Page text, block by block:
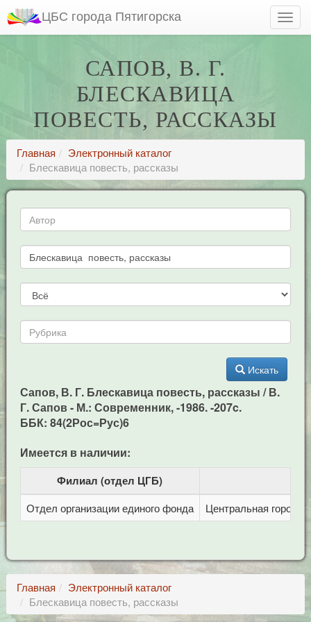
ЦБС города Пятигорска
САПОВ, В. Г.
БЛЕСКАВИЦА
ПОВЕСТЬ, РАССКАЗЫ
Главная
Электронный каталог
Блескавица повесть, рассказы
Искать
Сапов, В. Г. Блескавица повесть, рассказы / В.
Г. Сапов - М.: Современник, -1986. -207c.
ББК: 84(2Рос=Рус)6
Имеется в наличии:
Филиал (отдел ЦГБ)
Отдел организации единого фонда Центральная
Главная
Электронный каталог
Блескавица повесть, рассказы